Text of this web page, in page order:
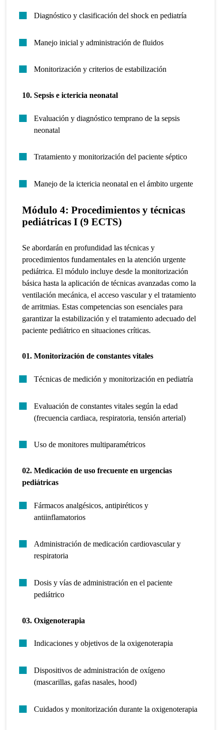
Diagnóstico y clasificación del shock en pediatría
Manejo inicial y administración de fluidos
Monitorización y criterios de estabilización
10. Sepsis e ictericia neonatal
Evaluación y diagnóstico temprano de la sepsis
neonatal
Tratamiento y monitorización del paciente séptico
Manejo de la ictericia neonatal en el ámbito urgente
Módulo 4: Procedimientos y técnicas
pediátricas I (9 ECTS)
Se abordarán en profundidad las técnicas y
procedimientos fundamentales en la atención urgente
pediátrica. El módulo incluye desde la monitorización
básica hasta la aplicación de técnicas avanzadas como la
ventilación mecánica, el acceso vascular y el tratamiento
de arritmias. Estas competencias son esenciales para
garantizar la estabilización y el tratamiento adecuado del
paciente pediátrico en situaciones críticas.
01. Monitorización de constantes vitales
Técnicas de medición y monitorización en pediatría
Evaluación de constantes vitales según la edad
(frecuencia cardiaca, respiratoria, tensión arterial)
Uso de monitores multiparamétricos
02. Medicación de uso frecuente en urgencias
pediátricas
Fármacos analgésicos, antipiréticos y
antiinflamatorios
Administración de medicación cardiovascular y
respiratoria
Dosis y vías de administración en el paciente
pediátrico
03. Oxigenoterapia
Indicaciones y objetivos de la oxigenoterapia
Dispositivos de administración de oxígeno
(mascarillas, gafas nasales, hood)
Cuidados y monitorización durante la oxigenoterapia